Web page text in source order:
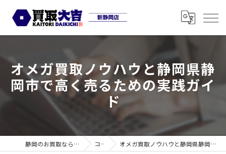
オメガ買取ノウハウと静岡県静
岡市で高く売るための実践ガイ
ド
静岡のお買取なら買取大吉 新静岡店 コラム オメガ買取ノウハウと静岡県静岡市で高く売るための実践ガイド